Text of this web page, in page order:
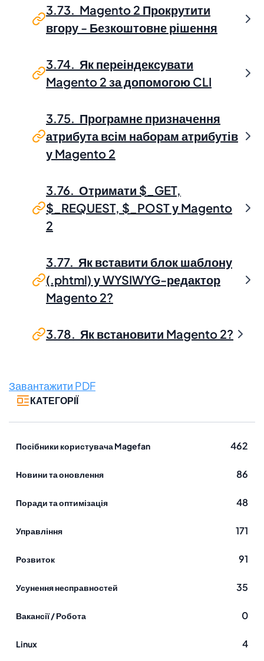
3.73. Magento 2 Прокрутити
вгору - Безкоштовне рішення
3.74. Як переіндексувати
Magento 2 за допомогою CLI
3.75. Програмне призначення
атрибута всім наборам атрибутів
у Magento 2
3.76. Отримати $_GET,
$_REQUEST, $_POST у Magento
2
3.77. Як вставити блок шаблону
(.phtml) у WYSIWYG-редактор
Magento 2?
3.78. Як встановити Magento 2?
Завантажити PDF
КАТЕГОРІЇ
Посібники користувача Magefan 462
Новини та оновлення 86
Поради та оптимізація 48
Управління 171
Розвиток 91
Усунення несправностей 35
Вакансії / Робота 0
Linux 4